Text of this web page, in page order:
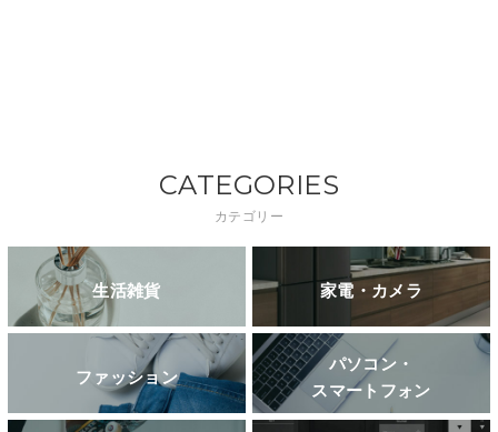
CATEGORIES
カテゴリー
生活雑貨 家電・カメラ
ファッション
パソコン・
スマートフォン